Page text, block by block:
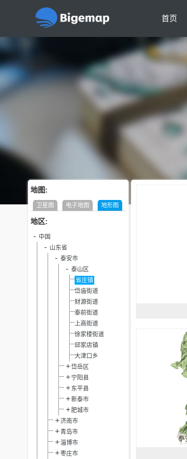
首页
地图:
卫星图 电子地图 地形图
地区:
中国
山东省
泰安市
泰山区
省庄镇
岱庙街道
财源街道
泰前街道
上高街道
徐家楼街道
邱家店镇
大津口乡
岱岳区
宁阳县
东平县
新泰市
肥城市
济南市
青岛市
淄博市
枣庄市